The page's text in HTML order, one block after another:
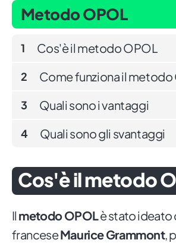
Metodo OPOL
1 Cos'è il metodo OPOL
2 Come funziona il metodo
3 Quali sono i vantaggi
4 Quali sono gli svantaggi
Cos'è il metodo
Il metodo OPOLè stato ideato
franceseMaurice Grammont,